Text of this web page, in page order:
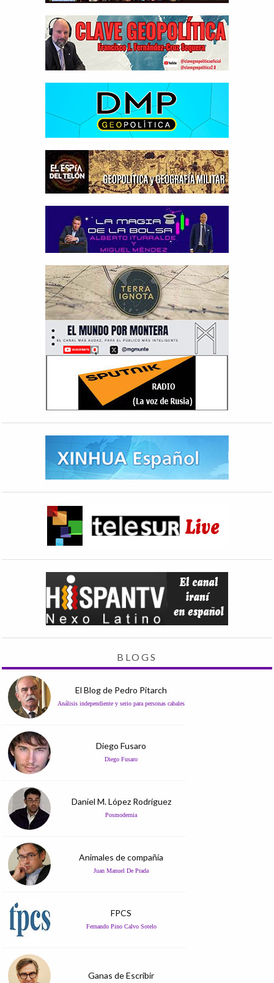
BLOGS
El Blog de Pedro Pitarch
Análisis independiente y serio para personas cabales
Diego Fusaro
Diego Fusaro
Daniel M. López Rodríguez
Posmodernia
Animales de compañía
Juan Manuel De Prada
FPCS
Fernando Pino Calvo Sotelo
Ganas de Escribir